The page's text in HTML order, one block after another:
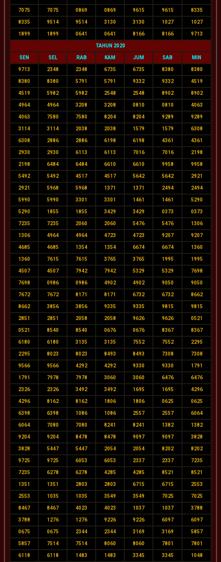
7075 7075 0869 0869 9615 9615 8335
8335 9514 9514 3130 3130 1027 1027
1899 1899 0641 0641 8166 8166 9713
TAHUN 2020
SEN SEL RAB KAM JUM SAB MIN
9713 2348 2348 6735 6735 8380 8380
8380 8380 5791 5791 9332 9332 4519
4519 5982 5982 2548 2548 8902 8902
4964 4964 3208 3208 0810 0810 4063
4063 7580 7580 8204 8204 9289 9289
3114 3114 2038 2038 1579 1579 6308
6308 2886 2886 6198 6198 4361 4361
2930 2930 6113 6113 7016 7016 2198
2198 6484 6484 6610 6610 9958 9958
5492 5492 4517 4517 5642 5642 2921
2921 5968 5968 1371 1371 2494 2494
5990 5990 3301 3301 1461 1461 5290
5290 1855 1855 3429 3429 0373 0373
7235 7235 2060 2060 5476 5476 1306
1306 4964 4964 4723 4723 9207 9207
4685 4685 1354 1354 6674 6674 1360
1360 7615 7615 3765 3765 1995 1995
4507 4507 7942 7942 5329 5329 7698
7698 0986 0986 4902 4902 9050 9050
7672 7672 8171 8171 6732 6732 8662
8662 3856 3856 9335 9335 9815 9815
2851 2851 2058 2058 9626 9626 0521
0521 8540 8540 0676 0676 8367 8367
6180 6180 3135 3135 7552 7552 2295
2295 8023 8023 8493 8493 7308 7308
9566 9566 4292 4292 9330 9330 1791
1791 7978 7978 3060 3060 6476 6476
2326 2326 3492 3492 1695 1695 4296
4296 8162 8162 1806 1806 0625 0625
6398 6398 1086 1086 2557 2557 6064
6064 7080 7080 8241 8241 1382 1382
9204 9204 8478 8478 9097 9097 3828
3828 5447 5447 2054 2054 8202 8202
9725 9725 6053 6053 2337 2337 7235
7235 6278 6278 4285 4285 8521 8521
1351 1351 2803 2803 6715 6715 2553
2553 1035 1035 3549 3549 7025 7025
8467 8467 4023 4023 1037 1037 3788
3788 1276 1276 9226 9226 6097 6097
0675 0675 2344 2344 3169 3169 5857
5857 7514 7514 8060 8060 7801 7801
6118 6118 1483 1483 3345 3345 1048